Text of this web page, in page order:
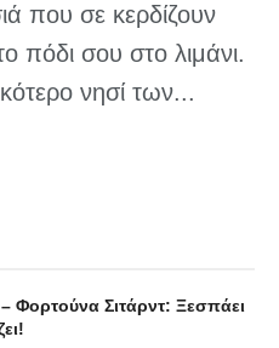
που σε κερδίζουν
πόδι σου στο λιμάνι.
νησί των...
– Φορτούνα Σιτάρντ: Ξεσπάει